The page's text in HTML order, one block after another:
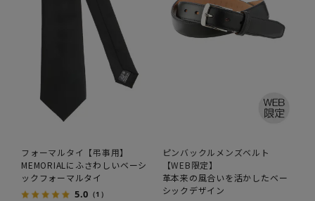
フォーマルタイ【弔事用】
MEMORIALにふさわしいベーシ
ックフォーマルタイ
5.0 （1）
ピンバックルメンズベルト
【WEB限定】
革本来の風合いを活かしたベー
シックデザイン